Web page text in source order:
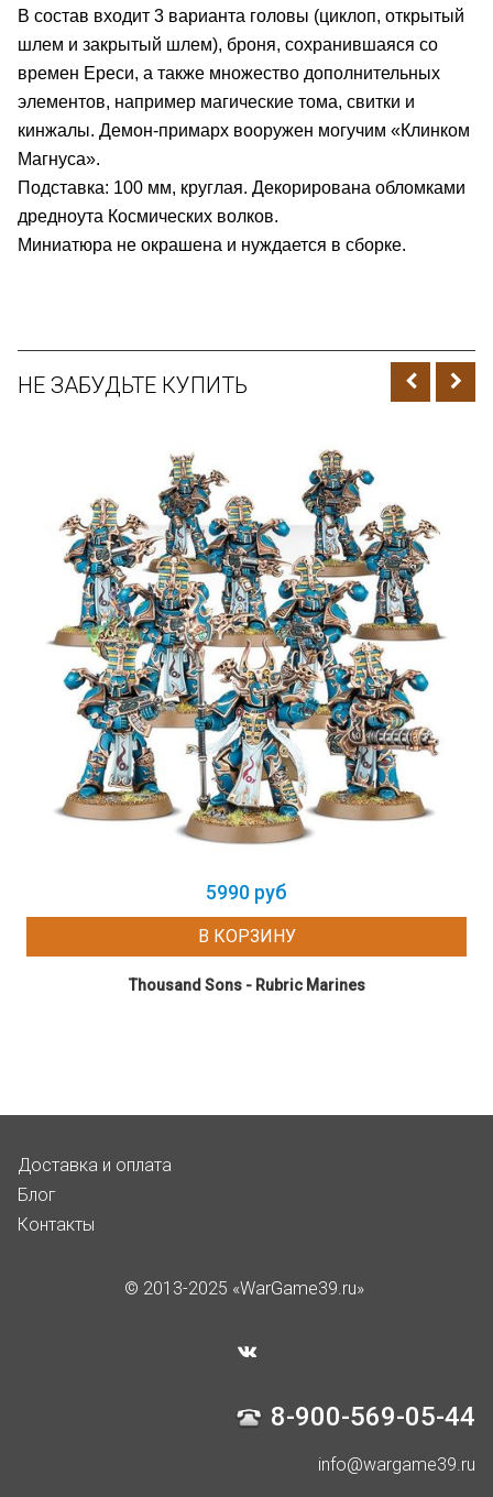
В состав входит 3 варианта головы (циклоп, открытый
шлем и закрытый шлем), броня, сохранившаяся со
времен Ереси, а также множество дополнительных
элементов, например магические тома, свитки и
кинжалы. Демон-примарх вооружен могучим «Клинком
Магнуса».
Подставка: 100 мм, круглая. Декорирована обломками
дредноута Космических волков.
Миниатюра не окрашена и нуждается в сборке.
НЕ ЗАБУДЬТЕ КУПИТЬ
5990 руб
В КОРЗИНУ
Thousand Sons - Rubric Marines
Доставка и оплата
Блог
Контакты
© 2013-2025 «WarGame39.ru»
8-900-569-05-44
info@wargame39.ru